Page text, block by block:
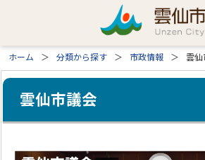
ホーム 分類から探す 市政情報 雲
雲仙市議会